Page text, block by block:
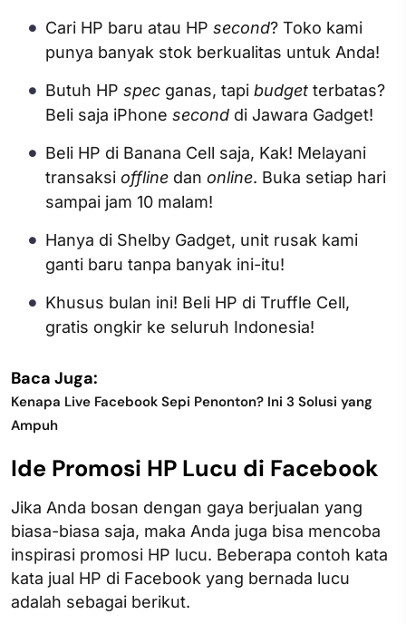
Cari HP baru atau HP second? Toko kami
punya banyak stok berkualitas untuk Anda!
Butuh HP spec ganas, tapi budget terbatas?
Beli saja iPhone second di Jawara Gadget!
Beli HP di Banana Cell saja, Kak! Melayani
transaksi offline dan online. Buka setiap hari
sampai jam 10 malam!
Hanya di Shelby Gadget, unit rusak kami
ganti baru tanpa banyak ini-itu!
Khusus bulan ini! Beli HP di Truffle Cell,
gratis ongkir ke seluruh Indonesia!
Baca Juga:
Kenapa Live Facebook Sepi Penonton? Ini 3 Solusi yang
Ampuh
Ide Promosi HP Lucu di Facebook
Jika Anda bosan dengan gaya berjualan yang
biasa-biasa saja, maka Anda juga bisa mencoba
inspirasi promosi HP lucu. Beberapa contoh kata
kata jual HP di Facebook yang bernada lucu
adalah sebagai berikut.